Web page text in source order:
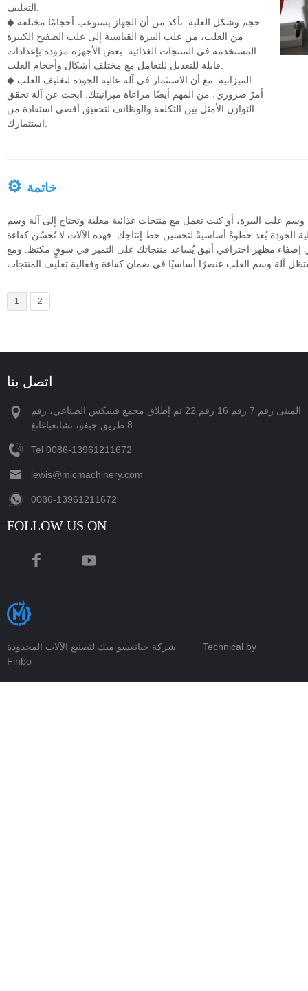
التغليف.
◆ حجم وشكل العلبة: تأكد من أن الجهاز يستوعب أحجامًا مختلفة
من العلب، من علب البيرة القياسية إلى علب الصفيح الكبيرة
المستخدمة في المنتجات الغذائية. بعض الأجهزة مزودة بإعدادات
قابلة للتعديل للتعامل مع مختلف أشكال وأحجام العلب.
◆ الميزانية: مع أن الاستثمار في آلة عالية الجودة لتغليف العلب
أمرٌ ضروري، من المهم أيضًا مراعاة ميزانيتك. ابحث عن آلة تحقق
التوازن الأمثل بين التكلفة والوظائف لتحقيق أقصى استفادة من
استثمارك.
⚙ خاتمة
علب البيرة، أو كنت تعمل مع منتجات غذائية معلبة وتحتاج إلى آلة وسم
الجودة يُعد خطوةً أساسيةً لتحسين خط إنتاجك. فهذه الآلات لا تُحسّن كفاءة
إضفاء مظهر احترافي أنيق يُساعد منتجاتك على التميز في سوقٍ مكتظ. ومع
1 2
اتصل بنا
المبنى رقم 7 رقم 16 رقم 22 تم إطلاق مجمع فينيكس الصناعي، رقم
8 طريق جيفو، تشانغياغانغ
Tel ‪0086-13961211672‬
lewis@micmachinery.com
‪0086-13961211672‬
FOLLOW US ON
شركة جيانغسو ميك لتصنيع الآلات المحدودة
Technical by
Finbo